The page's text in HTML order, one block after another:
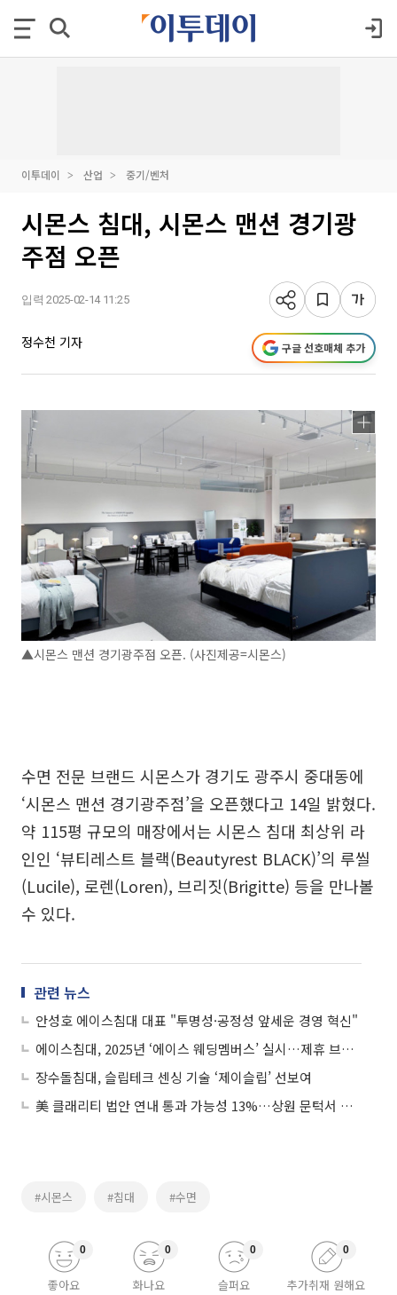
이투데이 산업 중기/벤처
시몬스 침대, 시몬스 맨션 경기광
주점 오픈
입력 2025-02-14 11:25
정수천 기자 구글 선호매체 추가
▲시몬스 맨션 경기광주점 오픈. (사진제공=시몬스)
수면 전문 브랜드 시몬스가 경기도 광주시 중대동에
‘시몬스 맨션 경기광주점’을 오픈했다고 14일 밝혔다.
약 115평 규모의 매장에서는 시몬스 침대 최상위 라
인인 ‘뷰티레스트 블랙(Beautyrest BLACK)’의 루씰
(Lucile), 로렌(Loren), 브리짓(Brigitte) 등을 만나볼
수 있다.
관련 뉴스
안성호 에이스침대 대표 "투명성·공정성 앞세운 경영 혁신"
에이스침대, 2025년 ‘에이스 웨딩멤버스’ 실시…제휴 브랜드 확대
장수돌침대, 슬립테크 센싱 기술 ‘제이슬립’ 선보여
美 클래리티 법안 연내 통과 가능성 13%…상원 문턱서 제동
#시몬스 #침대 #수면
좋아요
0
화나요
0
슬퍼요
0
추가취재 원해요
0